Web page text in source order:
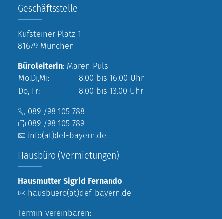
Geschäftsstelle
Kufsteiner Platz 1
81679 München
Büroleiterin: Maren Puls
Mo,Di,Mi:
8.00 bis 16.00 Uhr
Do, Fr:
8.00 bis 13.00 Uhr
089 /98 105 788
089 /98 105 789
info(at)def-bayern.de
Hausbüro (Vermietungen)
Hausmutter Sigrid Fernando
hausbuero(at)def-bayern.de
Termin vereinbaren: